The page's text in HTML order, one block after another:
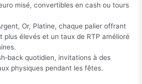
misé, convertibles en cash ou tours
Or, Platine, chaque palier offrant
plus élevés et un taux de RTP amélioré
quotidien, invitations à des
physiques pendant les fêtes.